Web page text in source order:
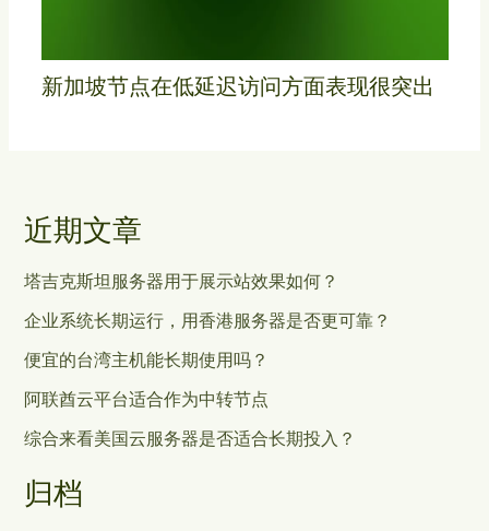
新加坡节点在低延迟访问方面表现很突出
近期文章
塔吉克斯坦服务器用于展示站效果如何？
企业系统长期运行，用香港服务器是否更可靠？
便宜的台湾主机能长期使用吗？
阿联酋云平台适合作为中转节点
综合来看美国云服务器是否适合长期投入？
归档